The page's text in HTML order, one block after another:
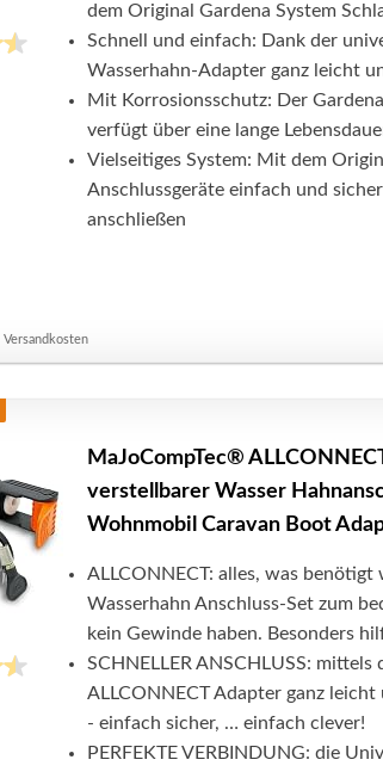
dem Original Gardena System
Schnell und einfach: Dank der
Wasserhahn-Adapter ganz leicht
Mit Korrosionsschutz: Der
verfügt über eine lange
Vielseitiges System: Mit dem
Anschlussgeräte einfach und
anschließen
MaJoCompTec®
verstellbarer Wasser
Wohnmobil Caravan Boot
ALLCONNECT: alles, was
Wasserhahn Anschluss-Set zum
kein Gewinde haben. Besonders
SCHNELLER ANSCHLUSS:
ALLCONNECT Adapter ganz
- einfach sicher, … einfach clever!
PERFEKTE VERBINDUNG: die